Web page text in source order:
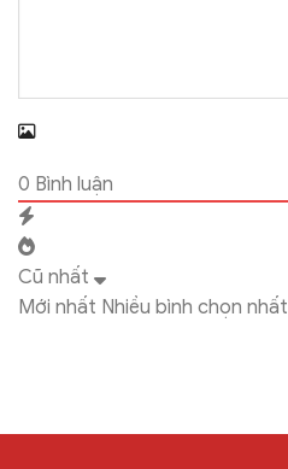
0 Bình luận
Cũ nhất
Mới nhất Nhiều bình chọn nhất